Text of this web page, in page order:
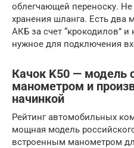
облегчающей переноску. Не
хранения шланга. Есть два
АКБ за счет “крокодилов”
нужное для подключения
Качок K50 — модель
манометром и
начинкой
Рейтинг автомобильных
мощная модель
встроенным манометром